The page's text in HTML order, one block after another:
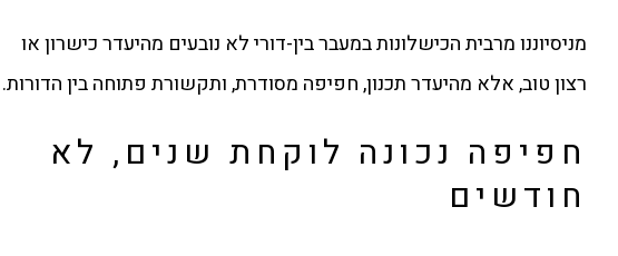
מניסיוננו מרבית הכישלונות במעבר בין-דורי לא נובעים מהיעדר כישרון או
רצון טוב, אלא מהיעדר תכנון, חפיפה מסודרת, ותקשורת פתוחה בין הדורות.
חפיפה נכונה לוקחת שנים, לא
חודשים